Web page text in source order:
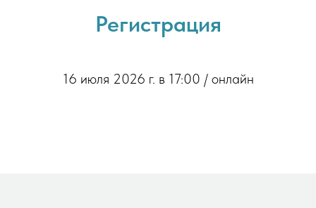
Регистрация
16 июля 2026 г. в 17:00 / онлайн